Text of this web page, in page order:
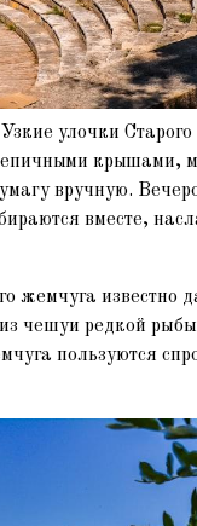
улочки
крышами,
вручную.
вместе,
жемчуга известно
чешуи редкой
пользуются